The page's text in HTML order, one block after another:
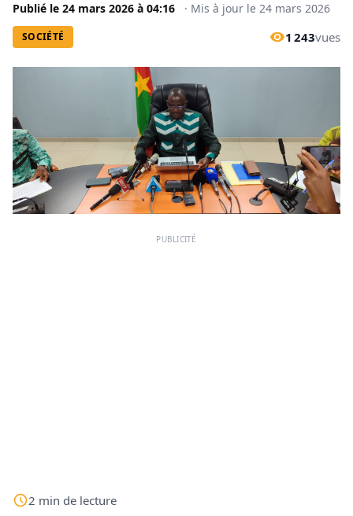
Publié le 24 mars 2026 à 04:16 · Mis à jour le 24 mars 2026
SOCIÉTÉ 1 243vues
PUBLICITÉ
2 min de lecture